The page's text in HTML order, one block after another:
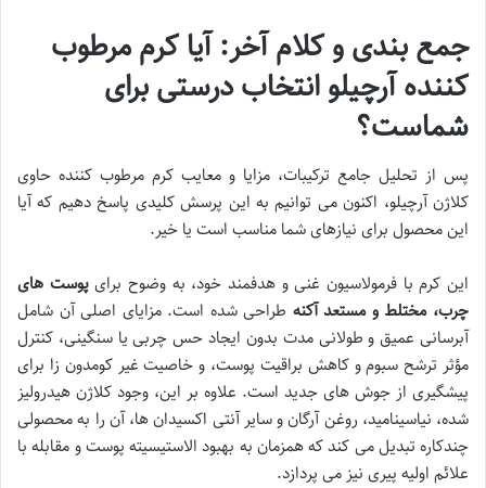
جمع بندی و کلام آخر: آیا کرم مرطوب
کننده آرچیلو انتخاب درستی برای
شماست؟
پس از تحلیل جامع ترکیبات، مزایا و معایب کرم مرطوب کننده حاوی
کلاژن آرچیلو، اکنون می توانیم به این پرسش کلیدی پاسخ دهیم که آیا
این محصول برای نیازهای شما مناسب است یا خیر.
این کرم با فرمولاسیون غنی و هدفمند خود، به وضوح برایپوست های
چرب، مختلط و مستعد آکنه طراحی شده است. مزایای اصلی آن شامل
آبرسانی عمیق و طولانی مدت بدون ایجاد حس چربی یا سنگینی، کنترل
مؤثر ترشح سبوم و کاهش براقیت پوست، و خاصیت غیر کومدون زا برای
پیشگیری از جوش های جدید است. علاوه بر این، وجود کلاژن هیدرولیز
شده، نیاسینامید، روغن آرگان و سایر آنتی اکسیدان ها، آن را به محصولی
چندکاره تبدیل می کند که همزمان به بهبود الاستیسیته پوست و مقابله با
علائم اولیه پیری نیز می پردازد.